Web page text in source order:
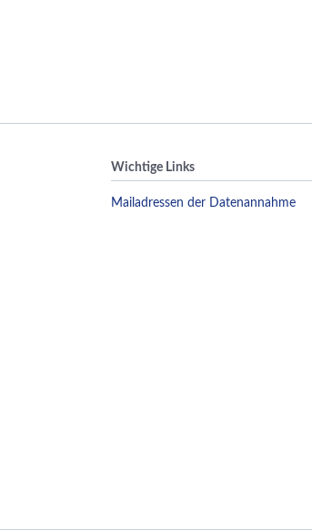
Wichtige Links
Mailadressen der Datenannahme